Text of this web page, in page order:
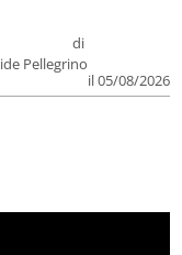
di
Pellegrino
il 05/08/2026